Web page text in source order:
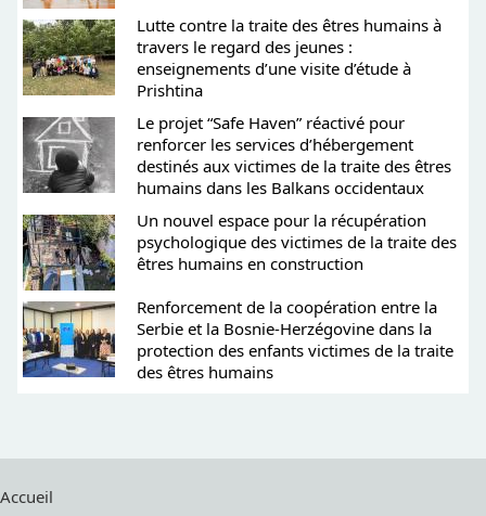
Lutte contre la traite des êtres humains à
travers le regard des jeunes :
enseignements d’une visite d’étude à
Prishtina
Le projet “Safe Haven” réactivé pour
renforcer les services d’hébergement
destinés aux victimes de la traite des êtres
humains dans les Balkans occidentaux
Un nouvel espace pour la récupération
psychologique des victimes de la traite des
êtres humains en construction
Renforcement de la coopération entre la
Serbie et la Bosnie-Herzégovine dans la
protection des enfants victimes de la traite
des êtres humains
Accueil